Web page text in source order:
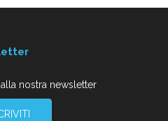
alla nostra newsletter